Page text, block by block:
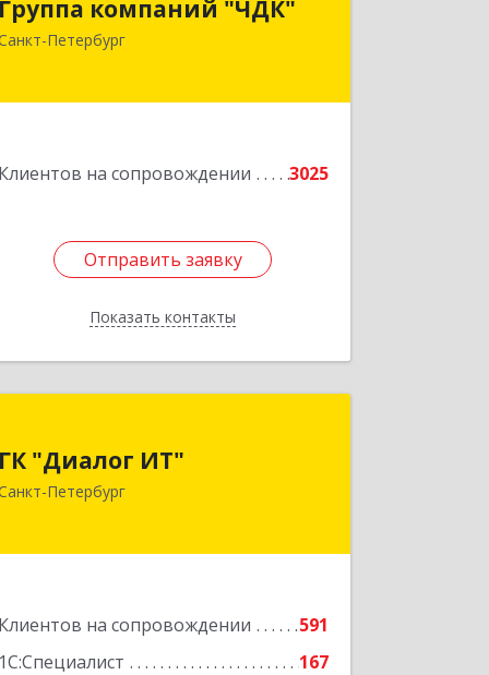
Группа компаний "ЧДК"
Петербург
Клиентов на сопровождении 3025
Отправить заявку
Показать контакты
191119, Санкт-Петербург г, вн.тер.г.
муниципальный округ Владимирский
литера А, пом.5-Н
Отправить заявку
Назад
ГК "Диалог ИТ"
Петербург
Клиентов на сопровождении
591
1С:Специалист
167
194100, Санкт-Петербург г, вн.тер.г.
Сампсониевский пр-кт, дом № 68,
Подробнее